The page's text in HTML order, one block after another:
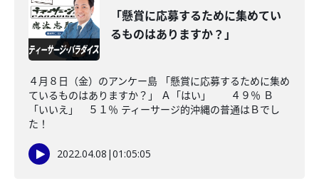
「懸賞に応募するために集めてい
るものはありますか？」
４月８日（金）のアンケー島 「懸賞に応募するために集め
ているものはありますか？」 Ａ「はい」 ４９％ Ｂ
「いいえ」 ５１％ ティーサージ的沖縄の普通はＢでし
た！
2022.04.08 |01:05:05